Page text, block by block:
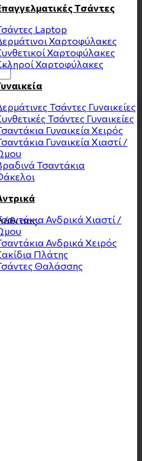
σας.
Τσάντες
Laptop
Χαρτοφύλακες
Χαρτοφύλακες
Χαρτοφύλακες
Τσάντες Γυναικείες
Τσάντες Γυναικείες
Γυναικεία Χειρός
Γυναικεία Χιαστί /
Τσαντάκια
Ανδρικά Χιαστί /
Ανδρικά Χειρός
Πλάτης
Θαλάσσης